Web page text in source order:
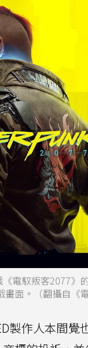
電馭叛客2077
面。（翻攝自《
製作人本間覺